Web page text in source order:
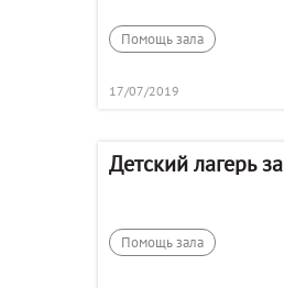
Помощь зала
17/07/2019
Детский лагерь
Помощь зала